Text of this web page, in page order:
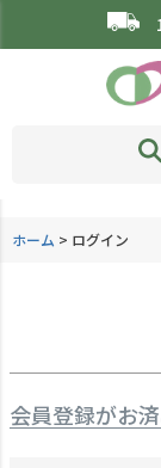
ホーム ログイン
会員登録がお